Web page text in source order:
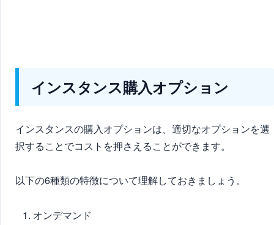
インスタンス購入オプション
インスタンスの購入オプションは、適切なオプションを選
択することでコストを押さえることができます。
以下の6種類の特徴について理解しておきましょう。
オンデマンド